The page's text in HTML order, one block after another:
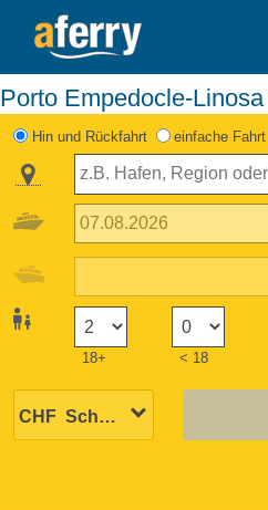
Porto Empedocle-
Hin und Rückfahrt einfache Fahrt
18+ < 18